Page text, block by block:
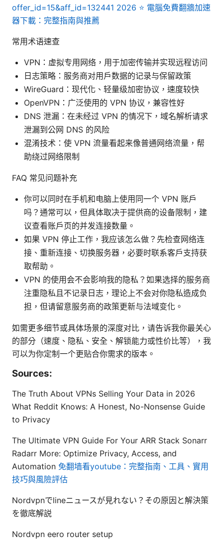
offer_id=15&aff_id=132441 2026 ⭐ 電腦免費翻牆加速
器下載：完整指南與推薦
常用术语速查
VPN：虚拟专用网络，用于加密传输并实现远程访问
日志策略：服务商对用户数据的记录与保留政策
WireGuard：现代化、轻量级加密协议，速度较快
OpenVPN：广泛使用的 VPN 协议，兼容性好
DNS 泄漏：在未经过 VPN 的情况下，域名解析请求
泄漏到公网 DNS 的风险
混淆技术：使 VPN 流量看起来像普通网络流量，帮
助绕过网络限制
FAQ 常见问题补充
你可以同时在手机和电脑上使用同一个 VPN 账户
吗？通常可以，但具体取决于提供商的设备限制，建
议查看账户页的并发连接数量。
如果 VPN 停止工作，我应该怎么做？先检查网络连
接、重新连接、切换服务器，必要时联系客户支持获
取帮助。
VPN 的使用会不会影响我的隐私？如果选择的服务商
注重隐私且不记录日志，理论上不会对你隐私造成负
担，但请留意服务商的政策更新与法域变化。
如需更多细节或具体场景的深度对比，请告诉我你最关心
的部分（速度、隐私、安全、解锁能力或性价比等），我
可以为你定制一个更贴合你需求的版本。
Sources:
The Truth About VPNs Selling Your Data in 2026
What Reddit Knows: A Honest, No-Nonsense Guide
to Privacy
The Ultimate VPN Guide For Your ARR Stack Sonarr
Radarr More: Optimize Privacy, Access, and
Automation 免翻墙看youtube：完整指南、工具、實用
技巧與風險評估
Nordvpnでlineニュースが見れない？その原因と解決策
を徹底解説
Nordvpn eero router setup